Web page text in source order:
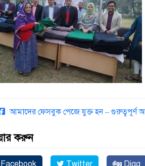
আমাদের ফেসবুক পেজে যুক্ত হন –
করুন
Facebook Twitter Digg